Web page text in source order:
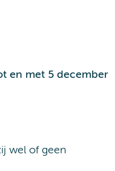
en met 5 december
wel of geen